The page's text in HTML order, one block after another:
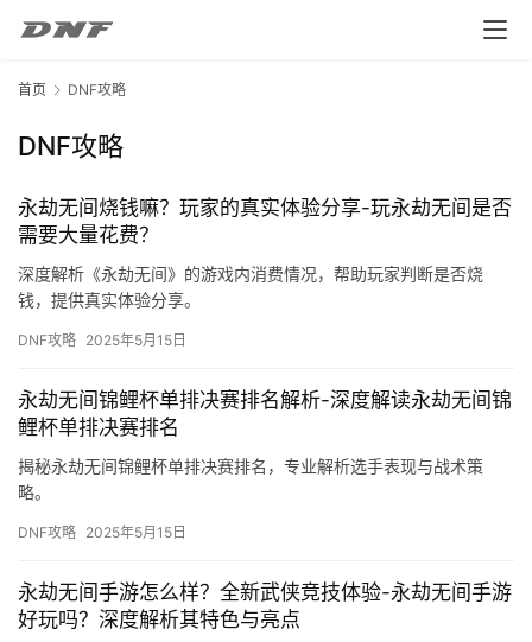
首页 DNF攻略
DNF攻略
永劫无间烧钱嘛？玩家的真实体验分享-玩永劫无间是否
需要大量花费？
深度解析《永劫无间》的游戏内消费情况，帮助玩家判断是否烧
钱，提供真实体验分享。
DNF攻略 2025年5月15日
永劫无间锦鲤杯单排决赛排名解析-深度解读永劫无间锦
鲤杯单排决赛排名
揭秘永劫无间锦鲤杯单排决赛排名，专业解析选手表现与战术策
略。
DNF攻略 2025年5月15日
永劫无间手游怎么样？全新武侠竞技体验-永劫无间手游
好玩吗？深度解析其特色与亮点